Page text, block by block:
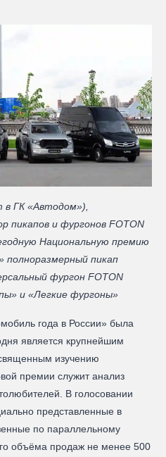
ГК «Автодом»),
пикапов и фургонов FOTON
Национальную премию
полноразмерный пикап
фургон FOTON
и «Легкие фургоны»
года в России» была
является крупнейшим
изучению
премии служит анализ
В голосовании
представленные в
по параллельному
объёма продаж не менее 500